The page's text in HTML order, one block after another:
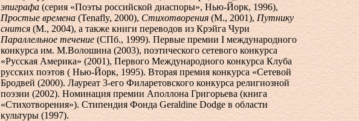
эпиграфа (серия «Поэты российской диаспоры», Нью-Йорк, 1996),
Простые времена (Tenafly, 2000), Стихотворения (М., 2001), Путнику
снится (М., 2004), а также книги переводов из Крэйга Чури
Параллельное течение (СПб., 1999). Первые премии I международного
конкурса им. М.Волошина (2003), поэтического сетевого конкурса
«Русская Америка» (2001), Первого Международного конкурса Клуба
русских поэтов ( Нью-Йорк, 1995). Вторая премия конкурса «Сетевой
Бродвей (2000). Лауреат 3-его Филаретовского конкурса религиозной
поэзии (2002). Номинация премии Аполлона Григорьева (книга
«Стихотворения»). Стипендия Фонда Geraldine Dodge в области
культуры (1997).